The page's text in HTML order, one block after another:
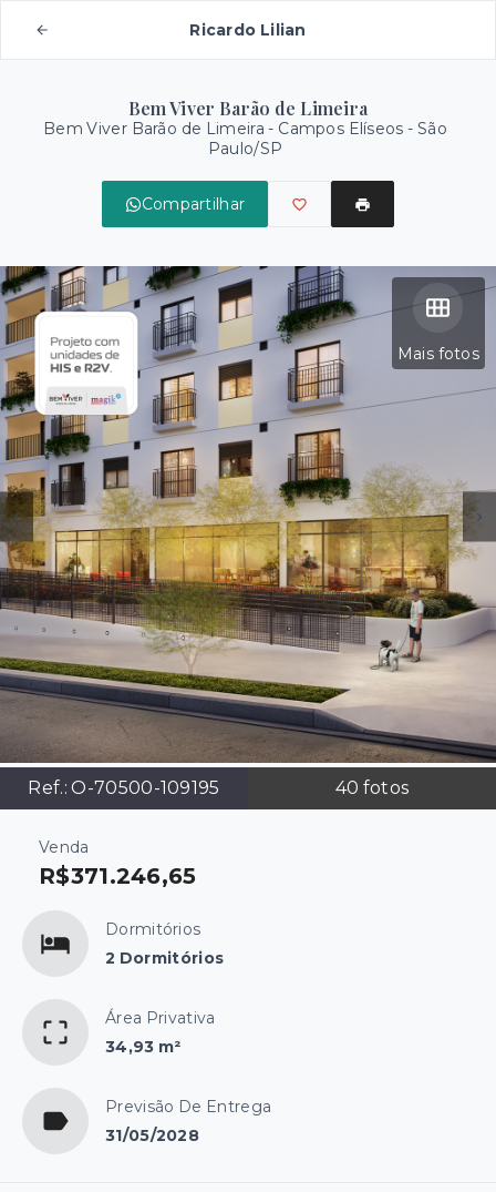
Ricardo Lilian
Bem Viver Barão de Limeira
Bem Viver Barão de Limeira - Campos Elíseos - São
Paulo/SP
Compartilhar
Mais fotos
Ref.:O-70500-109195 40 fotos
Venda
R$371.246,65
Dormitórios
2 Dormitórios
Área Privativa
34,93 m²
Previsão De Entrega
31/05/2028